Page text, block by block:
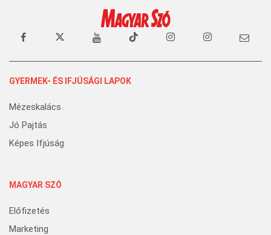
GYERMEK- ÉS IFJÚSÁGI LAPOK
Mézeskalács
Jó Pajtás
Képes Ifjúság
MAGYAR SZÓ
Előfizetés
Marketing